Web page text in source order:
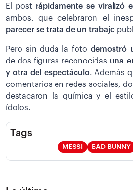
El post rápidamente se viralizó
ambos, que celebraron el
parecer se trata de un trabajo
Pero sin duda la foto demostró
de dos figuras reconocidas una
y otra del espectáculo. Además
comentarios en redes sociales,
destacaron la química y el
ídolos.
Tags
MESSI BAD BUNNY